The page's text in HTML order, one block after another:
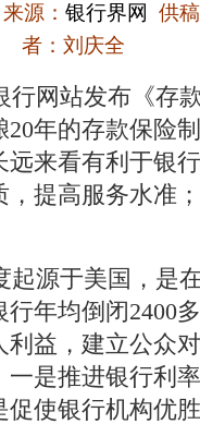
源： 银行界网
供
者：刘庆全
网站发布《存
20年的存款保险
来看有利于银
提高服务水准
源于美国，是
年均倒闭2400
益，建立公众
是推进银行利
使银行机构优